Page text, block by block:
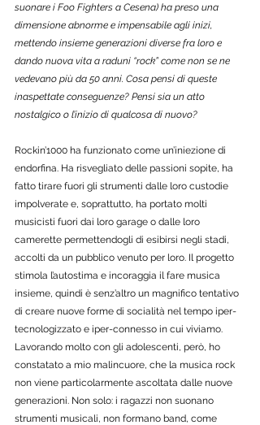
suonare i Foo Fighters a Cesena) ha preso una
dimensione abnorme e impensabile agli inizi,
mettendo insieme generazioni diverse fra loro e
dando nuova vita a raduni “rock” come non se ne
vedevano più da 50 anni. Cosa pensi di queste
inaspettate conseguenze? Pensi sia un atto
nostalgico o l’inizio di qualcosa di nuovo?
Rockin’1000 ha funzionato come un’iniezione di
endorfina. Ha risvegliato delle passioni sopite, ha
fatto tirare fuori gli strumenti dalle loro custodie
impolverate e, soprattutto, ha portato molti
musicisti fuori dai loro garage o dalle loro
camerette permettendogli di esibirsi negli stadi,
accolti da un pubblico venuto per loro. Il progetto
stimola l’autostima e incoraggia il fare musica
insieme, quindi è senz’altro un magnifico tentativo
di creare nuove forme di socialità nel tempo iper-
tecnologizzato e iper-connesso in cui viviamo.
Lavorando molto con gli adolescenti, però, ho
constatato a mio malincuore, che la musica rock
non viene particolarmente ascoltata dalle nuove
generazioni. Non solo: i ragazzi non suonano
strumenti musicali, non formano band, come